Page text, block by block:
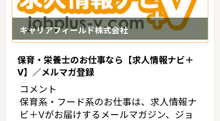
キャリアフィールド株式会社
保育・栄養士のお仕事なら【求人情報ナビ＋
V】／メルマガ登録
コメント
保育系・フード系のお仕事は、求人情報ナ
ビ＋Vがお届けするメールマガジン、ジョ